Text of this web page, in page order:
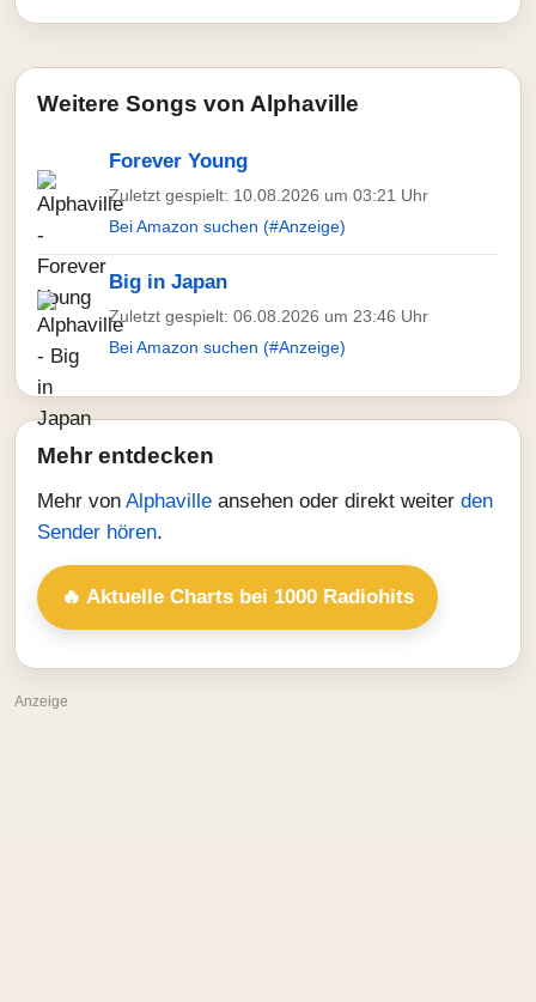
Weitere Songs von Alphaville
Forever Young
Zuletzt gespielt: 10.08.2026 um 03:21 Uhr
Bei Amazon suchen (#Anzeige)
Big in Japan
Zuletzt gespielt: 06.08.2026 um 23:46 Uhr
Bei Amazon suchen (#Anzeige)
Mehr entdecken
Mehr von Alphaville ansehen oder direkt weiter den
Sender hören.
🔥 Aktuelle Charts bei 1000 Radiohits
Anzeige